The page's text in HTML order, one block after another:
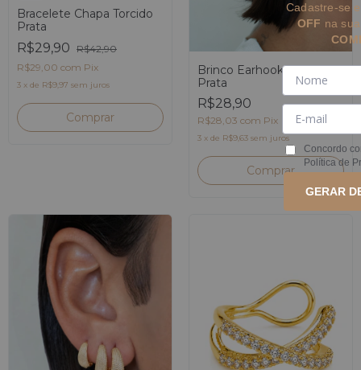
Bracelete Chapa Torcido
Prata
R$29,90 R$42,90
R$29,00 com Pix
3 x de R$9,97 sem juros
Brinco Earhook Fino Liso
Prata
R$28,90
R$28,03 com Pix
3 x de R$9,63 sem juros
Cadastre-se
OFF na
Concordo
Política de
GERAR